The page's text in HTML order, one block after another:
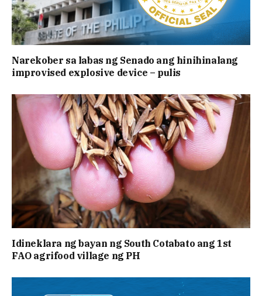
Narekober sa labas ng Senado ang hinihinalang
improvised explosive device – pulis
Idineklara ng bayan ng South Cotabato ang 1st
FAO agrifood village ng PH